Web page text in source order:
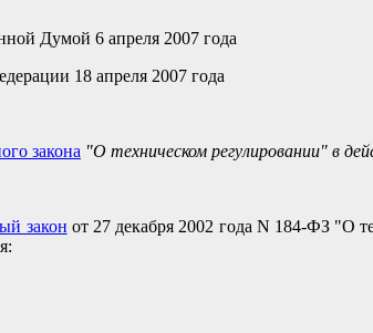
Думой 6 апреля 2007 года
18 апреля 2007 года
закона "О техническом регулировании" в
закон от 27 декабря 2002 года N 184-ФЗ "О